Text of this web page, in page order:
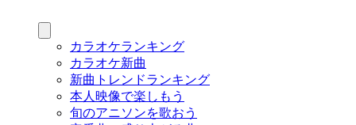
カラオケランキング
カラオケ新曲
新曲トレンドランキング
本人映像で楽しもう
旬のアニソンを歌おう